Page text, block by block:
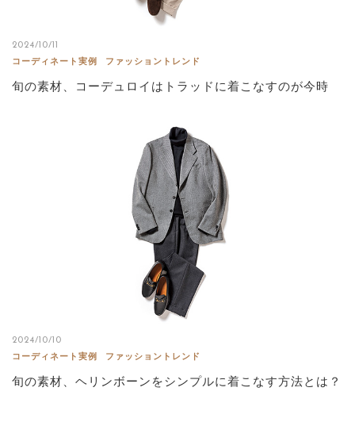
2024/10/11
コーディネート実例
ファッショントレンド
旬の素材、コーデュロイはトラッドに着こなすのが今時
2024/10/10
コーディネート実例
ファッショントレンド
旬の素材、ヘリンボーンをシンプルに着こなす方法とは？